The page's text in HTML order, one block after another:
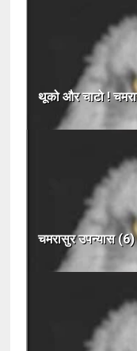
थूको और चाटो !
चमरासुर उपन्यास